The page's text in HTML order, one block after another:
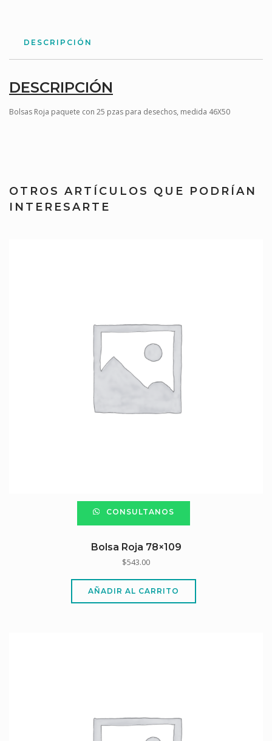
DESCRIPCIÓN
DESCRIPCIÓN
Bolsas Roja paquete con 25 pzas para desechos, medida 46X50
OTROS ARTÍCULOS QUE PODRÍAN
INTERESARTE
CONSULTANOS
Bolsa Roja 78×109
$543.00
AÑADIR AL CARRITO